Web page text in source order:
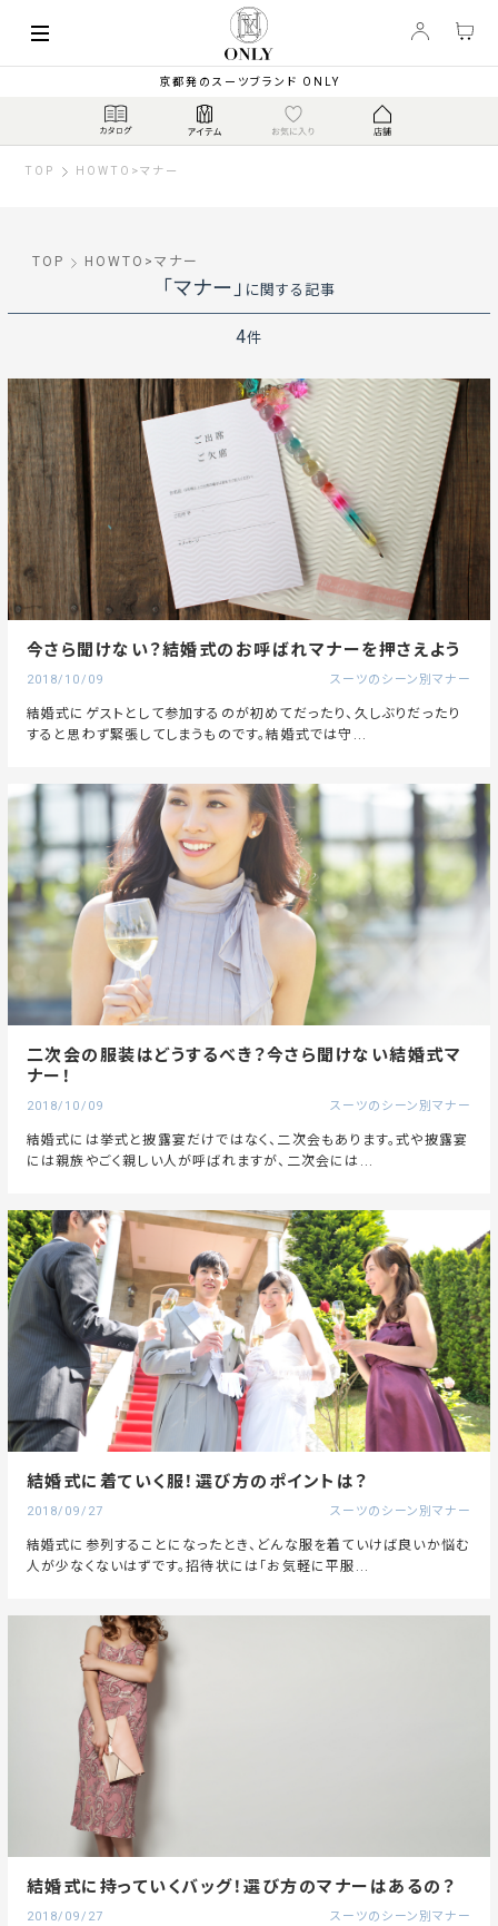
京都発のスーツブランド ONLY
TOP HOWTO >マナー
TOP HOWTO >マナー
「マナー」 に関する記事
4件
今さら聞けない？結婚式のお呼ばれマナーを押さえよう
2018/10/09 スーツのシーン別マナー
結婚式にゲストとして参加するのが初めてだったり、久しぶりだったり
すると思わず緊張してしまうものです。結婚式では守...
二次会の服装はどうするべき？今さら聞けない結婚式マ
ナー！
2018/10/09 スーツのシーン別マナー
結婚式には挙式と披露宴だけではなく、二次会もあります。式や披露宴
には親族やごく親しい人が呼ばれますが、二次会には...
結婚式に着ていく服！選び方のポイントは？
2018/09/27 スーツのシーン別マナー
結婚式に参列することになったとき、どんな服を着ていけば良いか悩む
人が少なくないはずです。招待状には「お気軽に平服...
結婚式に持っていくバッグ！選び方のマナーはあるの？
2018/09/27 スーツのシーン別マナー